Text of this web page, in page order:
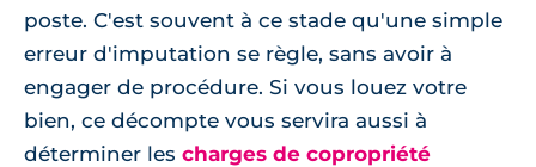
poste. C'est souvent à ce stade qu'une simple
erreur d'imputation se règle, sans avoir à
engager de procédure. Si vous louez votre
bien, ce décompte vous servira aussi à
déterminer les charges de copropriété